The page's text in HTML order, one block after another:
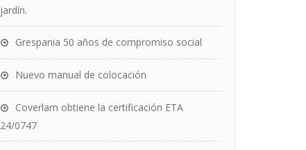
jardín.
Grespania 50 años de compromiso social
Nuevo manual de colocación
Coverlam obtiene la certificación ETA
24/0747